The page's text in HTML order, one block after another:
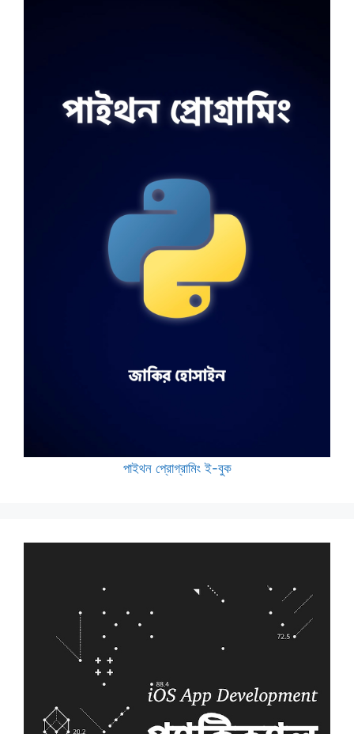
পাইথন প্রোগ্রামিং ই-বুক